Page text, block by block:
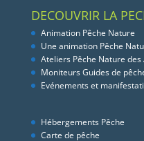
DECOUVRIR LA
Animation Pêche Nature
Une animation Pêche
Ateliers Pêche Nature des
Moniteurs Guides de
Evénements et
Hébergements Pêche
Carte de pêche